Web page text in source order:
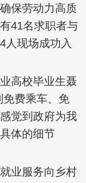
保劳动力高质
41名求职者与
人现场成功入
高校毕业生聂
免费乘车、免
觉到政府为我
体的细节
业服务向乡村